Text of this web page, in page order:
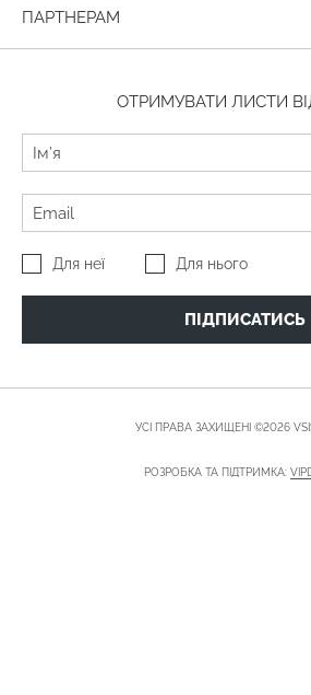
ПАРТНЕРАМ
ОТРИМУВАТИ ЛИСТИ
Для неї Для нього
ПІДПИСАТИСЬ
УСІ ПРАВА ЗАХИЩЕНІ ©2026
РОЗРОБКА ТА ПІДТРИМКА: